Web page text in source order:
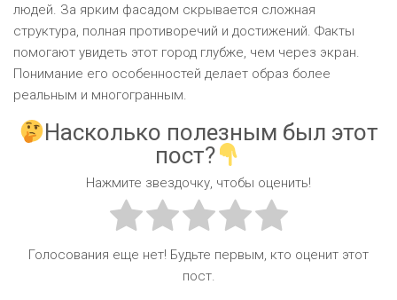
людей. За ярким фасадом скрывается сложная
структура, полная противоречий и достижений. Факты
помогают увидеть этот город глубже, чем через экран.
Понимание его особенностей делает образ более
реальным и многогранным.
Насколько полезным был этот
пост?
Нажмите звездочку, чтобы оценить!
Голосования еще нет! Будьте первым, кто оценит этот
пост.